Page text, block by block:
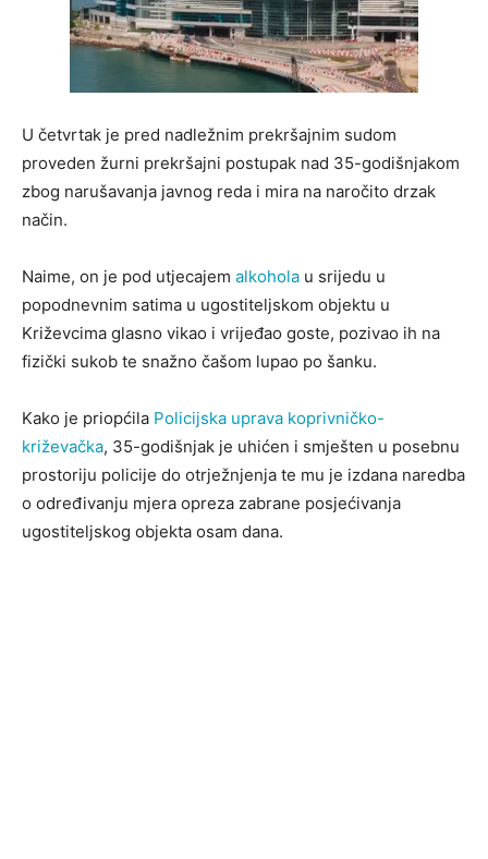
U četvrtak je pred nadležnim prekršajnim sudom
proveden žurni prekršajni postupak nad 35-godišnjakom
zbog narušavanja javnog reda i mira na naročito drzak
način.
Naime, on je pod utjecajem alkohola u srijedu u
popodnevnim satima u ugostiteljskom objektu u
Križevcima glasno vikao i vrijeđao goste, pozivao ih na
fizički sukob te snažno čašom lupao po šanku.
Kako je priopćila Policijska uprava koprivničko-
križevačka, 35-godišnjak je uhićen i smješten u posebnu
prostoriju policije do otrježnjenja te mu je izdana naredba
o određivanju mjera opreza zabrane posjećivanja
ugostiteljskog objekta osam dana.